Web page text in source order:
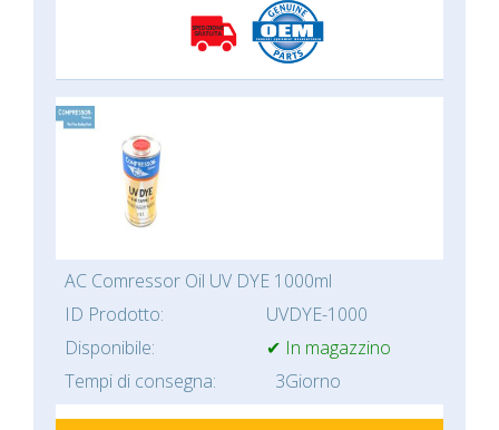
AC Comressor Oil UV DYE 1000ml
ID Prodotto:
UVDYE-1000
Disponibile:
✔ In magazzino
Tempi di consegna:
3Giorno